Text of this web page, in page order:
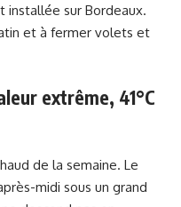
installée sur Bordeaux.
et à fermer volets et
extrême, 41°C
de la semaine. Le
midi sous un grand